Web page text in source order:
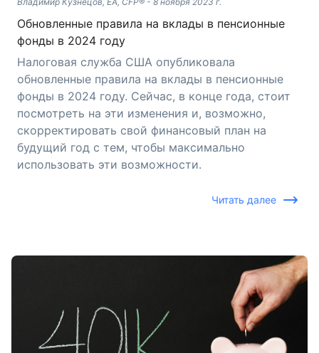
Обновленные правила на вклады в пенсионные
фонды в 2024 году
Налоговая служба США опубликовала
обновленные правила на вклады в пенсионные
фонды в 2024 году. Сейчас, в конце года, стоит
посмотреть на эти изменения и, возможно,
скорректировать свой финансовый план на
будущий год с тем, чтобы максимально
использовать эти возможности.
Читать далее